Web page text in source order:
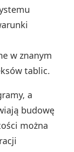
w znanym
tablic.
a
budowę
można